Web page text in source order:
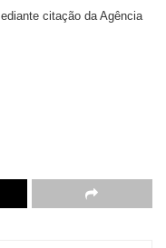
citação da Agência